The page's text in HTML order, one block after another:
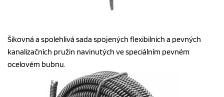
Šikovná a spolehlivá sada spojených flexibilních a pevných
kanalizačních pružin navinutých ve speciálním pevném
ocelovém bubnu.